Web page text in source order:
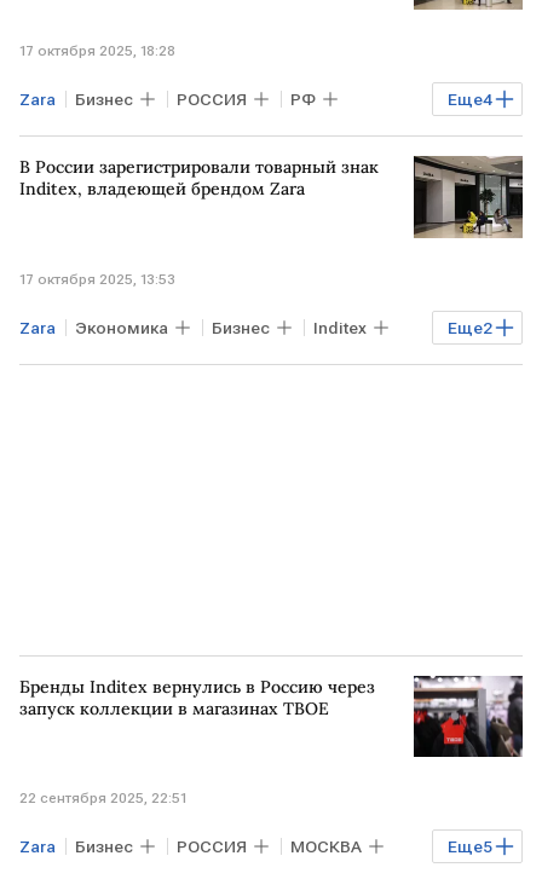
17 октября 2025, 18:28
Еще4
Zara Бизнес РОССИЯ РФ
МОСКВА Московская область
Inditex Роспатент
В России зарегистрировали товарный знак
Inditex, владеющей брендом Zara
17 октября 2025, 13:53
Еще2
Zara Экономика Бизнес Inditex
Роспатент РОССИЯ
Бренды Inditex вернулись в Россию через
запуск коллекции в магазинах ТВОЕ
22 сентября 2025, 22:51
Еще5
Zara Бизнес РОССИЯ МОСКВА